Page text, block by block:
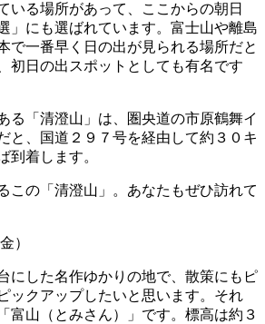
いる場所があって、ここからの朝日
」にも選ばれています。富士山や離島
で一番早く日の出が見られる場所だと
初日の出スポットとしても有名です
る「清澄山」は、圏央道の市原鶴舞イ
と、国道２９７号を経由して約３０キ
到着します。
この「清澄山」。あなたもぜひ訪れて
）
にした名作ゆかりの地で、散策にもピ
ックアップしたいと思います。それ
富山（とみさん）」です。標高は約３